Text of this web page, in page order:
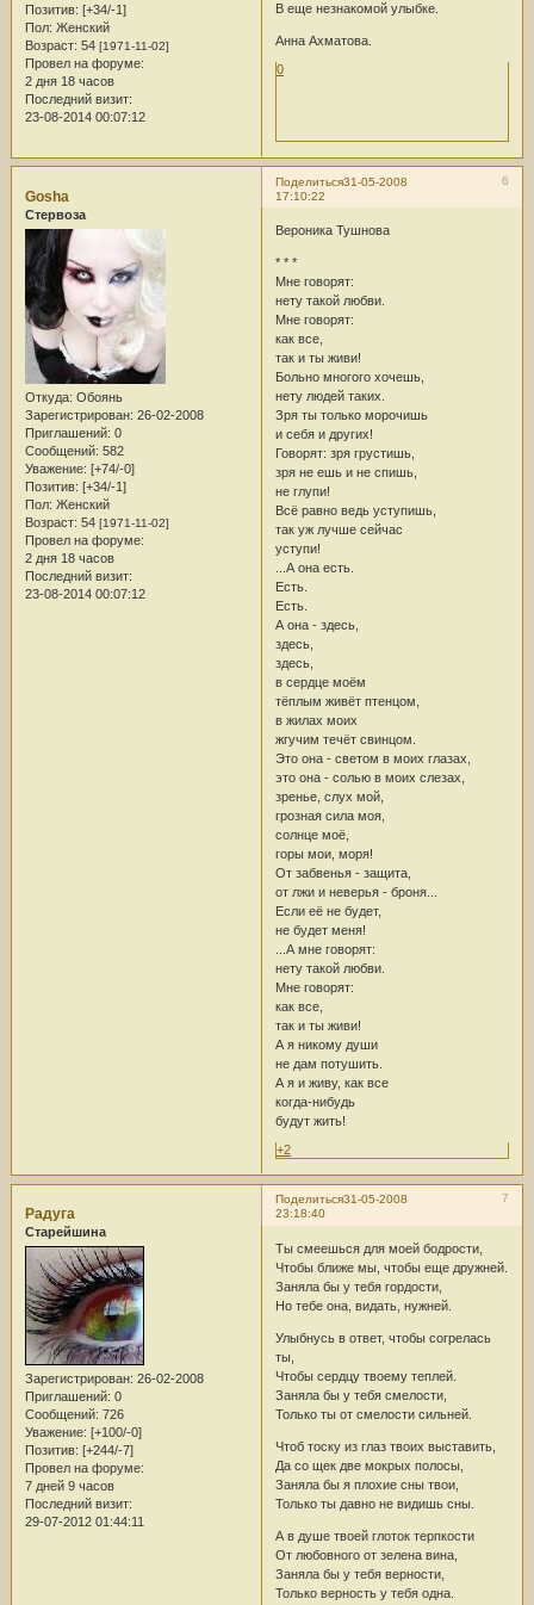
Позитив: [+34/-1]
Пол: Женский
Возраст: 54 [1971-11-02]
Провел на форуме:
2 дня 18 часов
Последний визит:
23-08-2014 00:07:12
В еще незнакомой улыбке.
Анна Ахматова.
0
Поделиться 6
31-05-2008
17:10:22
Gosha
Стервоза
Откуда: Обоянь
Зарегистрирован: 26-02-2008
Приглашений: 0
Сообщений: 582
Уважение: [+74/-0]
Позитив: [+34/-1]
Пол: Женский
Возраст: 54 [1971-11-02]
Провел на форуме:
2 дня 18 часов
Последний визит:
23-08-2014 00:07:12
Вероника Тушнова
* * *
Мне говорят:
нету такой любви.
Мне говорят:
как все,
так и ты живи!
Больно многого хочешь,
нету людей таких.
Зря ты только морочишь
и себя и других!
Говорят: зря грустишь,
зря не ешь и не спишь,
не глупи!
Всё равно ведь уступишь,
так уж лучше сейчас
уступи!
...А она есть.
Есть.
Есть.
А она - здесь,
здесь,
здесь,
в сердце моём
тёплым живёт птенцом,
в жилах моих
жгучим течёт свинцом.
Это она - светом в моих глазах,
это она - солью в моих слезах,
зренье, слух мой,
грозная сила моя,
солнце моё,
горы мои, моря!
От забвенья - защита,
от лжи и неверья - броня...
Если её не будет,
не будет меня!
...А мне говорят:
нету такой любви.
Мне говорят:
как все,
так и ты живи!
А я никому души
не дам потушить.
А я и живу, как все
когда-нибудь
будут жить!
+2
Поделиться 7
31-05-2008
23:18:40
Радуга
Старейшина
Зарегистрирован: 26-02-2008
Приглашений: 0
Сообщений: 726
Уважение: [+100/-0]
Позитив: [+244/-7]
Провел на форуме:
7 дней 9 часов
Последний визит:
29-07-2012 01:44:11
Ты смеешься для моей бодрости,
Чтобы ближе мы, чтобы еще дружней.
Заняла бы у тебя гордости,
Но тебе она, видать, нужней.
Улыбнусь в ответ, чтобы согрелась
ты,
Чтобы сердцу твоему теплей.
Заняла бы у тебя смелости,
Только ты от смелости сильней.
Чтоб тоску из глаз твоих выставить,
Да со щек две мокрых полосы,
Заняла бы я плохие сны твои,
Только ты давно не видишь сны.
А в душе твоей глоток терпкости
От любовного от зелена вина,
Заняла бы у тебя верности,
Только верность у тебя одна.